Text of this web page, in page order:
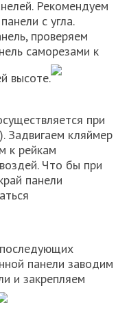
Рекомендуем
с угла.
проверяем
саморезами к
высоте.
при
Задвигаем кляймер
к рейкам
Что бы при
панели
панели заводим
и закрепляем